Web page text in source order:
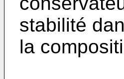
stabilité
la